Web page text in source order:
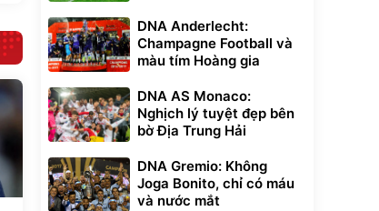
DNA Anderlecht:
Champagne Football và
màu tím Hoàng gia
DNA AS Monaco:
Nghịch lý tuyệt đẹp bên
bờ Địa Trung Hải
DNA Gremio: Không
Joga Bonito, chỉ có máu
và nước mắt